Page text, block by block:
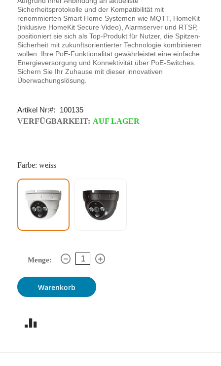
Sicherheitsprotokolle und der Kompatibilität mit
renommierten Smart Home Systemen wie MQTT, HomeKit
(inklusive HomeKit Secure Video), Alarmserver und RTSP,
positioniert sie sich als Top-Produkt für Nutzer, die Spitzen-
Sicherheit mit zukunftsorientierter Technologie kombinieren
wollen. Ihre PoE-Funktionalität gewährleistet eine einfache
Energieversorgung und Konnektivität über PoE-Switches.
Sichern Sie Ihr Zuhause mit dieser innovativen
Überwachungslösung.
Artikel Nr:
100135
VERFÜGBARKEIT: AUF LAGER
Farbe: weiss
Menge:
Warenkorb